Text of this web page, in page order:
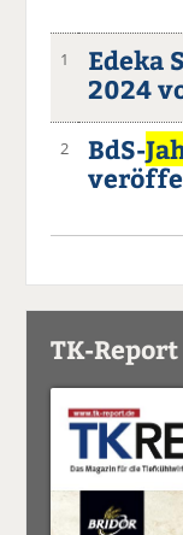
1
Edeka
2024
2 BdS-
TK-Report